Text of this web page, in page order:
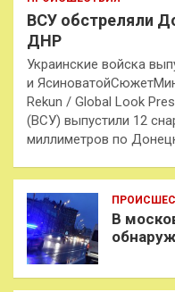
ВСУ обстреляли
ДНР
Украинские войска
и
Rekun / Global Look
(ВСУ) выпустили 12
миллиметров по
В